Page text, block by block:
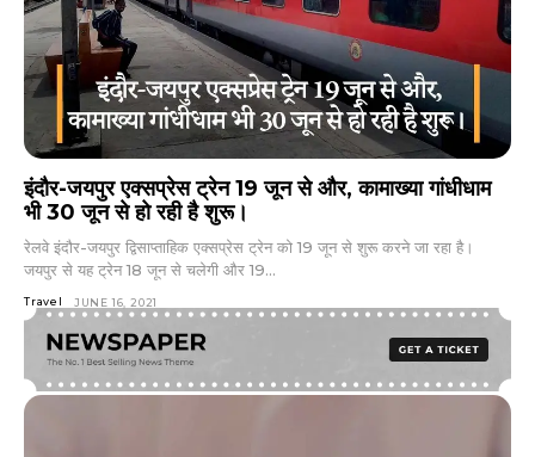
इंदौर-जयपुर एक्सप्रेस ट्रेन 19 जून से और, कामाख्या गांधीधाम
भी 30 जून से हो रही है शुरू।
रेलवे इंदौर-जयपुर द्विसाप्ताहिक एक्सप्रेस ट्रेन को 19 जून से शुरू करने जा रहा है।
जयपुर से यह ट्रेन 18 जून से चलेगी और 19...
Travel JUNE 16, 2021